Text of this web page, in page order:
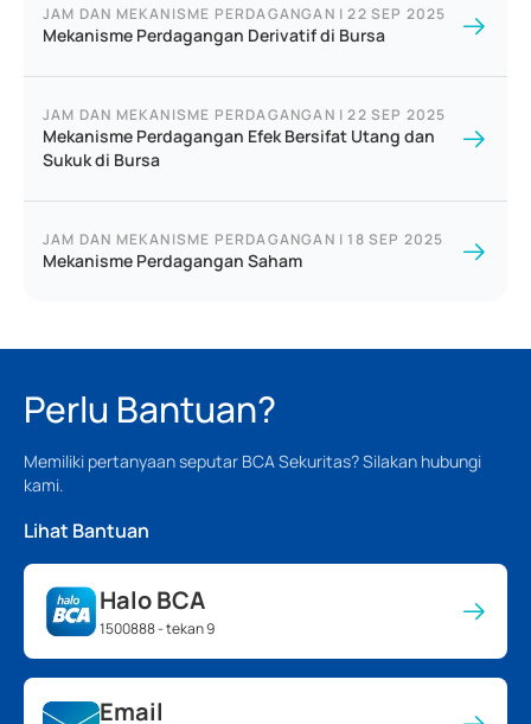
JAM DAN MEKANISME PERDAGANGAN | 22 SEP 2025
Mekanisme Perdagangan Derivatif di Bursa
JAM DAN MEKANISME PERDAGANGAN | 22 SEP 2025
Mekanisme Perdagangan Efek Bersifat Utang dan
Sukuk di Bursa
JAM DAN MEKANISME PERDAGANGAN | 18 SEP 2025
Mekanisme Perdagangan Saham
Perlu Bantuan?
Memiliki pertanyaan seputar BCA Sekuritas? Silakan hubungi
kami.
Lihat Bantuan
Halo BCA
1500888 - tekan 9
Email